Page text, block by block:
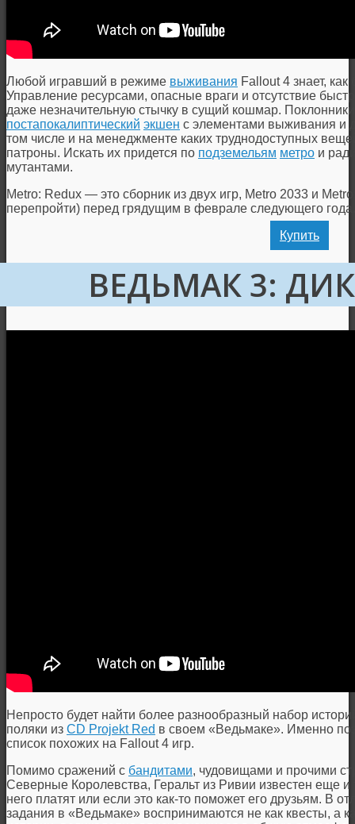
Любой игравший в режиме выживания Fallout 4 знает,
Управление ресурсами, опасные враги и отсутствие
даже незначительную стычку в сущий кошмар.
постапокалиптический экшен с элементами выживания и
том числе и на менеджменте каких труднодоступных
патроны. Искать их придется по подземельям метро и
мутантами.
Metro: Redux — это сборник из двух игр, Metro 2033 и
перепройти) перед грядущим в феврале следующего года.
Купить
ВЕДЬМАК 3:
Непросто будет найти более разнообразный набор
поляки из CD Projekt Red в своем «Ведьмаке». Именно
список похожих на Fallout 4 игр.
Помимо сражений с бандитами, чудовищами и прочими
Северные Королевства, Геральт из Ривии известен еще и
него платят или если это как-то поможет его друзьям. В
задания в «Ведьмаке» воспринимаются не как квесты, а